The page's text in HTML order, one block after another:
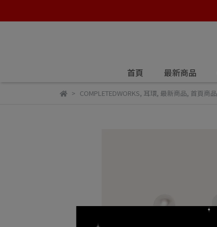
首頁 最新商品
COMPLETEDWORKS, 耳環, 最新商品, 首頁商品